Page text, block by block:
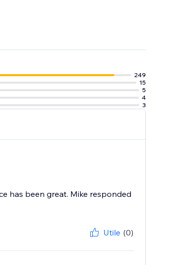
249
15
5
4
3
has been great. Mike responded
Utile (0)